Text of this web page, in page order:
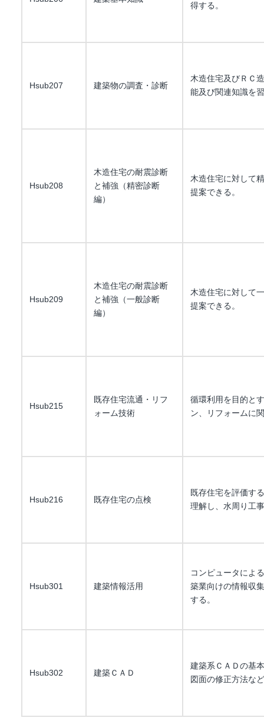
得する。
Hsub207 建築物の調査・診断
木造住宅及びＲＣ
能及び関連知識を
Hsub208
木造住宅の耐震診断
と補強（精密診断
編）
木造住宅に対して
提案できる。
Hsub209
木造住宅の耐震診断
と補強（一般診断
編）
木造住宅に対して
提案できる。
Hsub215
既存住宅流通・リフ
ォーム技術
循環利用を目的と
ン、リフォームに
Hsub216 既存住宅の点検
既存住宅を評価す
理解し、水周り工
Hsub301 建築情報活用
コンピュータによ
築業向けの情報収
する。
Hsub302 建築ＣＡＤ
建築系ＣＡＤの基
図面の修正方法な